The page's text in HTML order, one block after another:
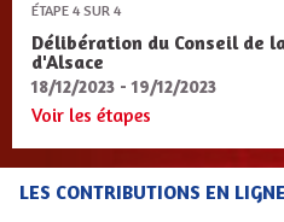
ÉTAPE 4 SUR 4
Délibération du Conseil de
d'Alsace
18/12/2023 - 19/12/2023
Voir les étapes
LES CONTRIBUTIONS EN LIGNE